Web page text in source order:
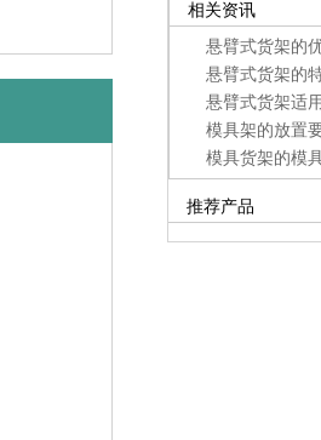
相关资讯
悬臂式货架的
悬臂式货架的
悬臂式货架适
模具架的放置
模具货架的模
推荐产品